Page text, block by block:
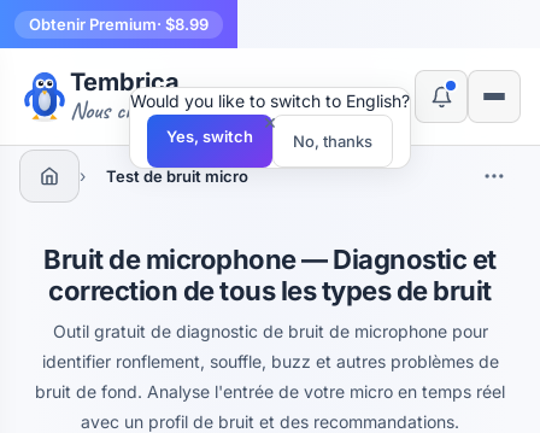
Obtenir Premium· $8.99
Tembrica
Nous créons des outils
› Test de bruit micro
Bruit de microphone — Diagnostic et
correction de tous les types de bruit
Outil gratuit de diagnostic de bruit de microphone pour
identifier ronflement, souffle, buzz et autres problèmes de
bruit de fond. Analyse l'entrée de votre micro en temps réel
avec un profil de bruit et des recommandations.
×
Would you like to switch to English?
Yes, switch No, thanks